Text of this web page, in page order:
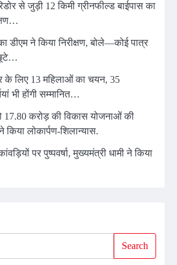
से जुड़ी 12 किमी ग्रीनफील्ड बाईपास का
डीएम ने किया निरीक्षण, बोले—कोई पात्र
के लिए 13 महिलाओं का चयन, 35
भी होंगी सम्मानित…
17.80 करोड़ की विकास योजनाओं की
किया लोकार्पण-शिलान्यास.
पर पुष्पवर्षा, मुख्यमंत्री धामी ने किया
Search